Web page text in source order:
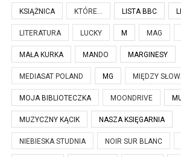
KSIĄŻNICA KTÓRE... LISTA BBC
LITERATURA LUCKY M MAG
MAŁA KURKA MANDO MARGINESY
MEDIASAT POLAND MG MIĘDZY
MOJA BIBLIOTECZKA MOONDRIVE
MUZYCZNY KĄCIK NASZA KSIĘGARNIA
NIEBIESKA STUDNIA NOIR SUR BLANC